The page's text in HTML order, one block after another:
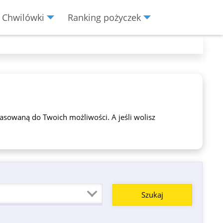
Chwilówki Ranking pożyczek
do Twoich możliwości. A jeśli wolisz